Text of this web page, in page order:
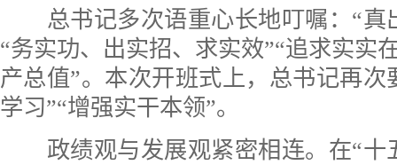
总书记多次语重心长地叮嘱：“真
“务实功、出实招、求实效”“追求实实
产总值”。本次开班式上，总书记再次
学习”“增强实干本领”。
政绩观与发展观紧密相连。在“十